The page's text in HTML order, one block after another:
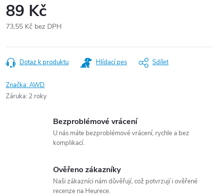
89 Kč
73,55 Kč bez DPH
cena:
Dotaz k produktu Hlídací pes Sdílet
Značka:AWD
Záruka: 2 roky
Bezproblémové vrácení
U nás máte bezproblémové vrácení, rychle a bez
komplikací.
Ověřeno zákazníky
Naši zákazníci nám důvěřují, což potvrzují i ověřené
recenze na Heurece.